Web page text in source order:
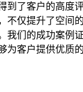
到了客户的高度
不仅提升了空间
我们的成功案例
为客户提供优质